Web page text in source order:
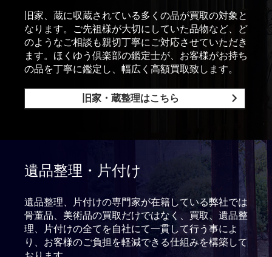
旧家、蔵に収蔵されている多くの品が買取の対象と
なります。ご先祖様が大切にしていた品物など、ど
のようなご相談も親切丁寧にご対応させていただき
ます。ほくゆう倶楽部の鑑定士が、お客様がお持ち
の品を丁寧に鑑定し、幅広く高額買取致します。
旧家・蔵整理はこちら
遺品整理・片付け
遺品整理、片付けの専門家が在籍している弊社では
骨董品、美術品の買取だけではなく、買取、遺品整
理、片付けの全てを自社にて一貫して行う事によ
り、お客様のご負担を軽減できる仕組みを構築して